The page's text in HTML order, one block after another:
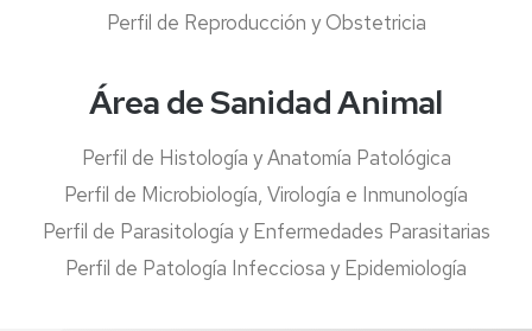
Perfil de Reproducción y Obstetricia
Área de Sanidad Animal
Perfil de Histología y Anatomía Patológica
Perfil de Microbiología, Virología e Inmunología
Perfil de Parasitología y Enfermedades Parasitarias
Perfil de Patología Infecciosa y Epidemiología